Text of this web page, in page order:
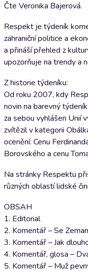
Čte Veronika Bajerová.
Respekt je týdeník
zahraniční politice a
a přináší přehled z
upozorňuje na trendy a
Z historie týdeníku:
Od roku 2007, kdy
novin na barevný
za sebou vyhlášen Unií
zvítězil v kategorii
ocenění: Cenu
Borovského a cenu
Na stránky Respektu
různých oblastí lidské
OBSAH
1. Editorial
2. Komentář – Se
3. Komentář – Jak
4. Komentář, glosa –
5. Komentář – Muž